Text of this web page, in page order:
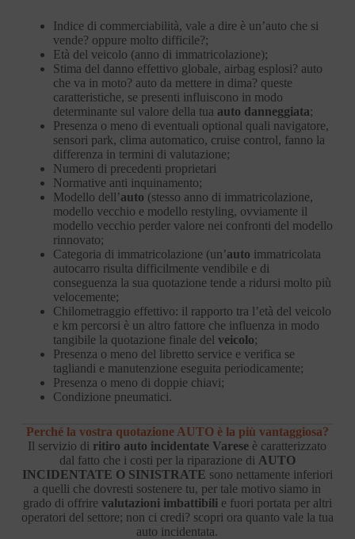
Indice di commerciabilità, vale a dire è un’auto che si
vende? oppure molto difficile?;
Età del veicolo (anno di immatricolazione);
Stima del danno effettivo globale, airbag esplosi? auto
che va in moto? auto da mettere in dima? queste
caratteristiche, se presenti influiscono in modo
determinante sul valore della tua auto danneggiata;
Presenza o meno di eventuali optional quali navigatore,
sensori park, clima automatico, cruise control, fanno la
differenza in termini di valutazione;
Numero di precedenti proprietari
Normative anti inquinamento;
Modello dell’auto (stesso anno di immatricolazione,
modello vecchio e modello restyling, ovviamente il
modello vecchio perder valore nei confronti del modello
rinnovato;
Categoria di immatricolazione (un’auto immatricolata
autocarro risulta difficilmente vendibile e di
conseguenza la sua quotazione tende a ridursi molto più
velocemente;
Chilometraggio effettivo: il rapporto tra l’età del veicolo
e km percorsi è un altro fattore che influenza in modo
tangibile la quotazione finale del veicolo;
Presenza o meno del libretto service e verifica se
tagliandi e manutenzione eseguita periodicamente;
Presenza o meno di doppie chiavi;
Condizione pneumatici.
Perché la vostra quotazione AUTO è la più vantaggiosa?
Il servizio di ritiro auto incidentate Varese è caratterizzato
dal fatto che i costi per la riparazione di AUTO
INCIDENTATE O SINISTRATE sono nettamente inferiori
a quelli che dovresti sostenere tu, per tale motivo siamo in
grado di offrire valutazioni imbattibili e fuori portata per altri
operatori del settore; non ci credi? scopri ora quanto vale la tua
auto incidentata.